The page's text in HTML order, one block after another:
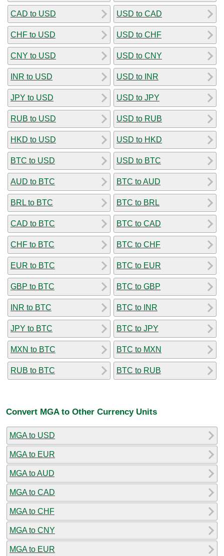
CAD to USD
CHF to USD
CNY to USD
INR to USD
JPY to USD
RUB to USD
HKD to USD
BTC to USD
AUD to BTC
BRL to BTC
CAD to BTC
CHF to BTC
EUR to BTC
GBP to BTC
INR to BTC
JPY to BTC
MXN to BTC
RUB to BTC
USD to CAD
USD to CHF
USD to CNY
USD to INR
USD to JPY
USD to RUB
USD to HKD
USD to BTC
BTC to AUD
BTC to BRL
BTC to CAD
BTC to CHF
BTC to EUR
BTC to GBP
BTC to INR
BTC to JPY
BTC to MXN
BTC to RUB
Convert MGA to Other Currency Units
MGA to USD
MGA to EUR
MGA to AUD
MGA to CAD
MGA to CHF
MGA to CNY
MGA to EUR